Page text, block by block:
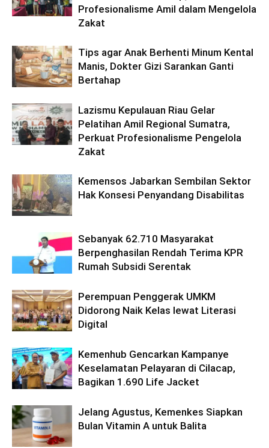
Profesionalisme Amil dalam Mengelola
Zakat
Tips agar Anak Berhenti Minum Kental
Manis, Dokter Gizi Sarankan Ganti
Bertahap
Lazismu Kepulauan Riau Gelar
Pelatihan Amil Regional Sumatra,
Perkuat Profesionalisme Pengelola
Zakat
Kemensos Jabarkan Sembilan Sektor
Hak Konsesi Penyandang Disabilitas
Sebanyak 62.710 Masyarakat
Berpenghasilan Rendah Terima KPR
Rumah Subsidi Serentak
Perempuan Penggerak UMKM
Didorong Naik Kelas lewat Literasi
Digital
Kemenhub Gencarkan Kampanye
Keselamatan Pelayaran di Cilacap,
Bagikan 1.690 Life Jacket
Jelang Agustus, Kemenkes Siapkan
Bulan Vitamin A untuk Balita